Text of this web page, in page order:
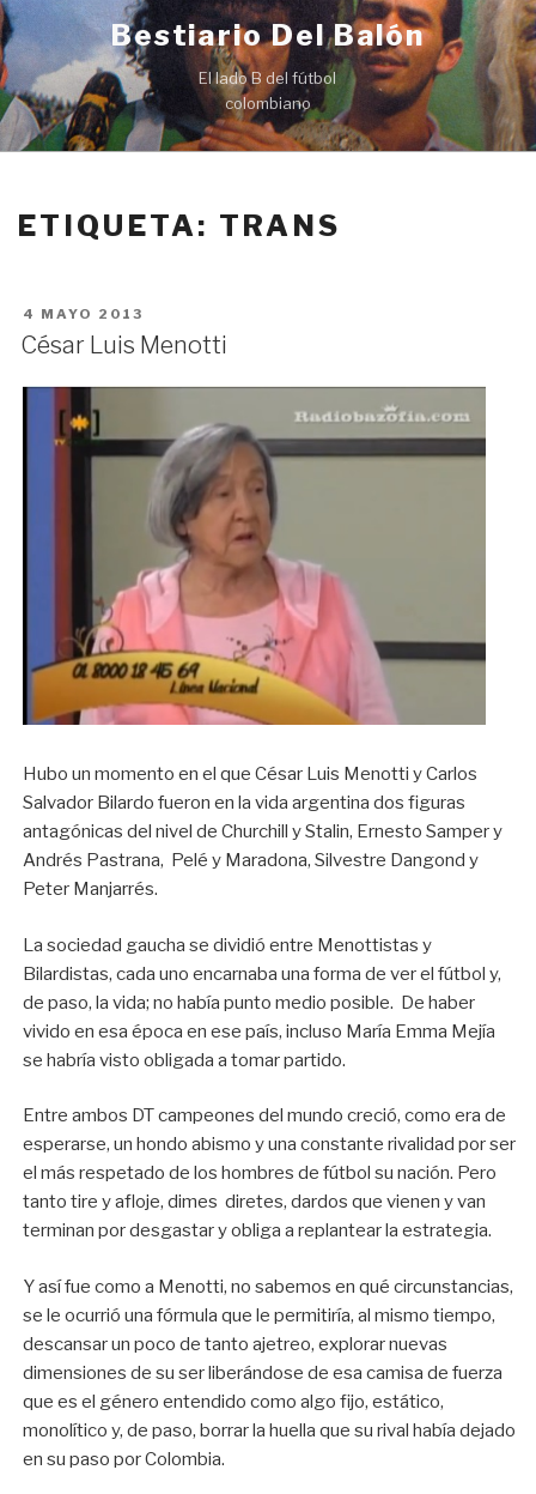
Ir
al
contenido
Bestiario Del Balón
El lado B del fútbol
colombiano
ETIQUETA: TRANS
PUBLICADO
EN
4 MAYO 2013
César Luis Menotti
Hubo un momento en el que César Luis Menotti y Carlos
Salvador Bilardo fueron en la vida argentina dos figuras
antagónicas del nivel de Churchill y Stalin, Ernesto Samper y
Andrés Pastrana, Pelé y Maradona, Silvestre Dangond y
Peter Manjarrés.
La sociedad gaucha se dividió entre Menottistas y
Bilardistas, cada uno encarnaba una forma de ver el fútbol y,
de paso, la vida; no había punto medio posible. De haber
vivido en esa época en ese país, incluso María Emma Mejía
se habría visto obligada a tomar partido.
Entre ambos DT campeones del mundo creció, como era de
esperarse, un hondo abismo y una constante rivalidad por ser
el más respetado de los hombres de fútbol su nación. Pero
tanto tire y afloje, dimes diretes, dardos que vienen y van
terminan por desgastar y obliga a replantear la estrategia.
Y así fue como a Menotti, no sabemos en qué circunstancias,
se le ocurrió una fórmula que le permitiría, al mismo tiempo,
descansar un poco de tanto ajetreo, explorar nuevas
dimensiones de su ser liberándose de esa camisa de fuerza
que es el género entendido como algo fijo, estático,
monolítico y, de paso, borrar la huella que su rival había dejado
en su paso por Colombia.